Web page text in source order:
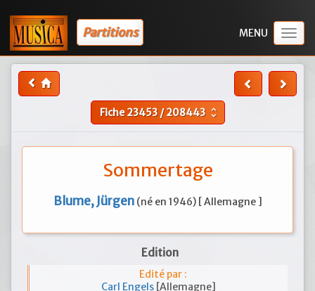
Partitions
Fiche23453/208443 unfold_more
Sommertage
Blume, Jürgen (né en 1946) [ Allemagne ]
Edition
Edité par :
Carl Engels [Allemagne]